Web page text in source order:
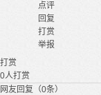
点评
回复
打赏
举报
打赏
0人打赏
网友回复（0条）